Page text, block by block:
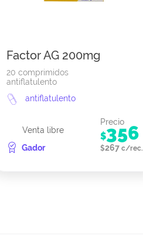
Factor AG 200mg
20 comprimidos
antiflatulento
antiflatulento
Venta libre
Gador
Precio
$356
$267 c/rec.